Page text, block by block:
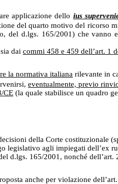
applicazione dello ius
del quarto motivo del ricorso
d.lgs. 165/2001) che vanno
dai commi 458 e 459 dell’art. 1
la normativa italiana rilevante in
eventualmente, previo
CE (la quale stabilisce un quadro
della Corte costituzionale
agli impiegati dell’ex
d.lgs. 165/2001, nonché dell’art.
anche per violazione dell’art.